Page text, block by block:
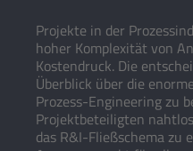
Projekte in der
hoher Komplexität von
Kostendruck. Die
Überblick über die
Prozess-Engineering zu
Projektbeteiligten
das R&I-Fließschema zu